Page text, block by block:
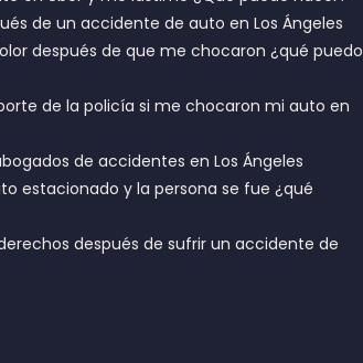
de un accidente de auto en Los Ángeles
después de que me chocaron ¿qué puedo
de la policía si me chocaron mi auto en
de accidentes en Los Ángeles
estacionado y la persona se fue ¿qué
después de sufrir un accidente de